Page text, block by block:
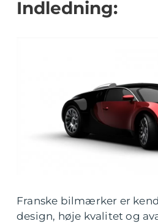
Indledning:
Franske bilmærker er
design, høje kvalitet og